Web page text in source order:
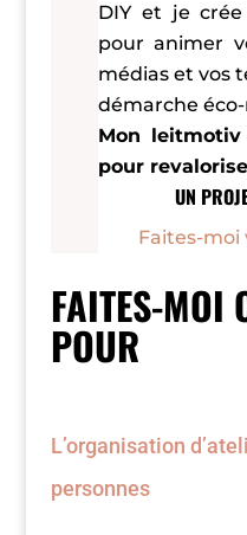
DIY et je
pour animer
médias et vos
démarche
Mon
pour
UN
Faites-moi
FAITES-MOI
POUR
L’organisation
personnes